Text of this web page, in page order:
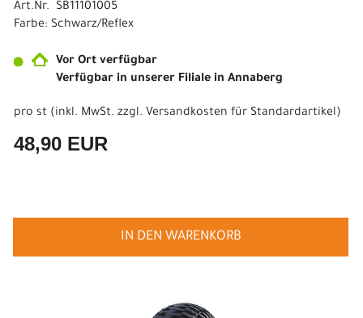
Art.Nr. SB11101005
Farbe: Schwarz/Reflex
Vor Ort verfügbar
Verfügbar in unserer Filiale in Annaberg
pro st (inkl. MwSt. zzgl. Versandkosten für Standardartikel)
48,90 EUR
IN DEN WARENKORB